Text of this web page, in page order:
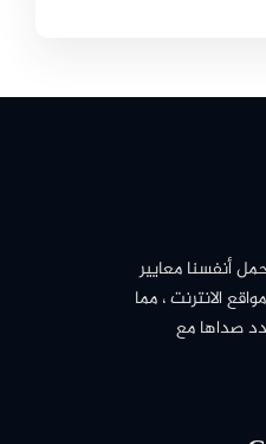
أنفسنا معايير
الانترنت ، مما
صداها مع